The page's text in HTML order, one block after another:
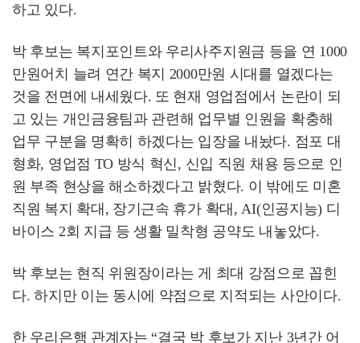
하고 있다.
박 후보는 복지포인트와 우리사주지원금 등을 연 1000
만원어치 늘려 연간 복지 2000만원 시대를 열겠다는
것을 전면에 내세웠다. 또 현재 영업점에서 논란이 되
고 있는 개인금융팀과 관련해 업무별 인원을 확충해
업무 구분을 명확히 하겠다는 입장을 내놨다. 점포 대
형화, 영업점 TO 방식 혁신, 신입 직원 채용 등으로 인
원 부족 현상을 해소하겠다고 밝혔다. 이 밖에도 미혼
직원 복지 확대, 장기근속 휴가 확대, AI(인공지능) 디
바이스 2회 지급 등 생활 밀착형 공약도 내놓았다.
박 후보는 현직 위원장이라는 게 최대 강점으로 꼽힌
다. 하지만 이는 동시에 약점으로 지적되는 사안이다.
한 우리은행 관계자는 “결국 박 후보가 지난 3년간 어